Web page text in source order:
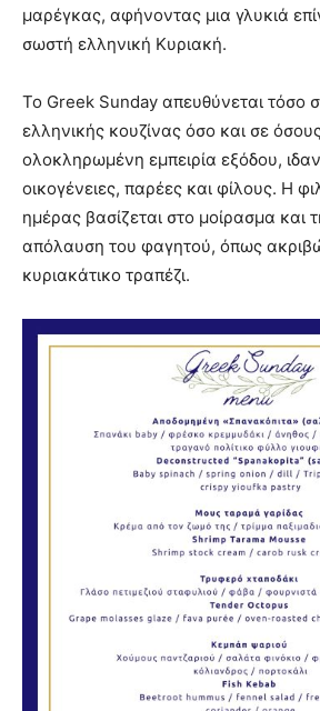
μαρέγκας, αφήνοντας μια γλυκιά
σωστή ελληνική Κυριακή.
Το Greek Sunday απευθύνεται τόσο
ελληνικής κουζίνας όσο και σε
ολοκληρωμένη εμπειρία εξόδου,
οικογένειες, παρέες και φίλους. Η
ημέρας βασίζεται στο μοίρασμα και
απόλαυση του φαγητού, όπως
κυριακάτικο τραπέζι.